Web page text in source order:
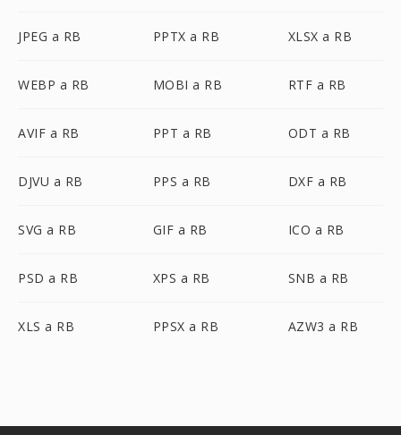
JPEG a RB PPTX a RB XLSX a RB
WEBP a RB MOBI a RB RTF a RB
AVIF a RB PPT a RB ODT a RB
DJVU a RB PPS a RB DXF a RB
SVG a RB GIF a RB ICO a RB
PSD a RB XPS a RB SNB a RB
XLS a RB PPSX a RB AZW3 a RB